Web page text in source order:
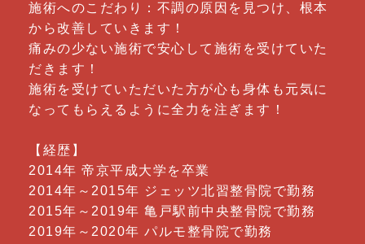
施術へのこだわり：不調の原因を見つけ、根本
から改善していきます！
痛みの少ない施術で安心して施術を受けていた
だきます！
施術を受けていただいた方が心も身体も元気に
なってもらえるように全力を注ぎます！
【経歴】
2014年 帝京平成大学を卒業
2014年～2015年 ジェッツ北習整骨院で勤務
2015年～2019年 亀戸駅前中央整骨院で勤務
2019年～2020年 パルモ整骨院で勤務